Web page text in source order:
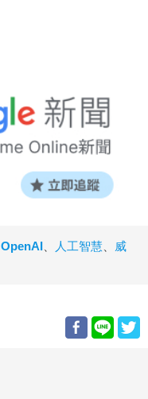
OpenAI 人工智慧
威